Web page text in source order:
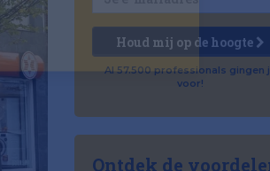
Houd mij op de hoogte
Al 57.500 professionals gingen
voor!
Ontdek de